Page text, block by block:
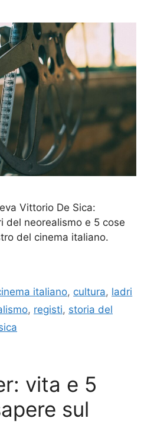
Vittorio De Sica:
del neorealismo e 5 cose
del cinema italiano.
italiano, cultura, ladri
, registi, storia del
vita e 5
sul